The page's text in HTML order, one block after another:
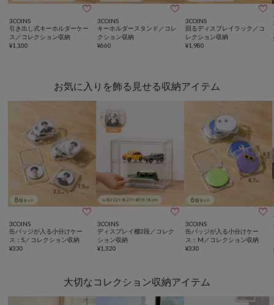

3COINS
引き出し式キーホルダーケー
ス／コレクション収納
¥1,100

3COINS
キーホルダースタンド／コレ
クション収納
¥660

3COINS
回るディスプレイラック／コ
レクション収納
¥1,980
お気に入りを飾る見せる収納アイテム

3COINS
缶バッジが入る小分けケー
ス：S／コレクション収納
¥330

3COINS
ディスプレイ棚2段／コレク
ション収納
¥1,320

3COINS
缶バッジが入る小分けケー
ス：M／コレクション収納
¥330
大切なコレクション収納アイテム